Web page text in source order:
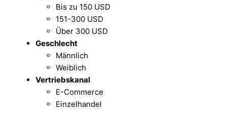
Bis zu 150 USD
151-300 USD
Über 300 USD
Geschlecht
Männlich
Weiblich
Vertriebskanal
E-Commerce
Einzelhandel